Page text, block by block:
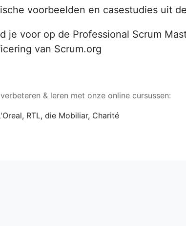
voorbeelden en casestudies uit
je voor op de Professional Scrum
van Scrum.org
& leren met onze online cursussen: